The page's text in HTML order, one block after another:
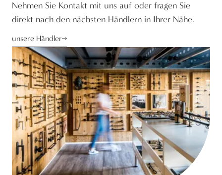
Nehmen Sie Kontakt mit uns auf oder fragen Sie
direkt nach den nächsten Händlern in Ihrer Nähe.
unsere Händler